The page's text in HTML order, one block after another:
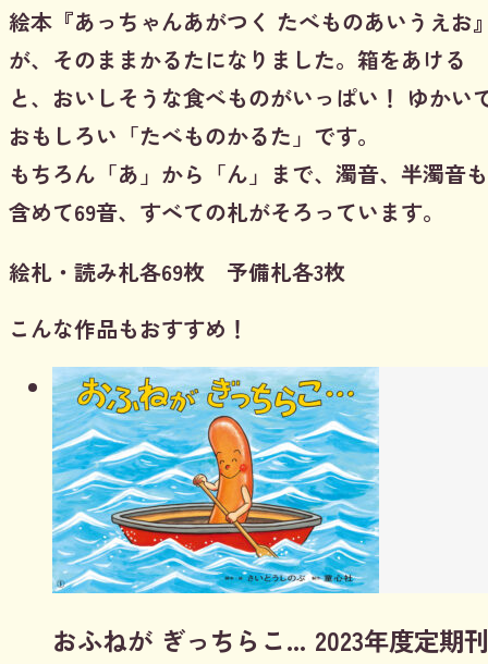
絵本『あっちゃんあがつく たべものあいうえお
が、そのままかるたになりました。箱をあける
と、おいしそうな食べものがいっぱい！ ゆかい
おもしろい「たべものかるた」です。
もちろん「あ」から「ん」まで、濁音、半濁音も
含めて69音、すべての札がそろっています。
絵札・読み札各69枚 予備札各3枚
こんな作品もおすすめ！
おふねが ぎっちらこ… 2023年度定期刊